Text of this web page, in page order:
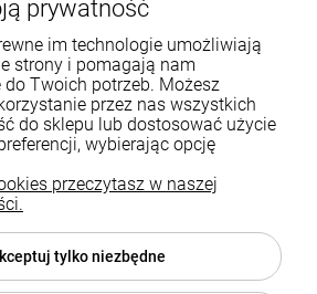
32-065 Krzeszowice
12 307 25 82
Pomoc
Blog
prywatność
im technologie umożliwiają
strony i pomagają nam
Twoich potrzeb. Możesz
przez nas wszystkich
do sklepu lub dostosować użycie
wybierając opcję
przeczytasz w naszej
tylko niezbędne